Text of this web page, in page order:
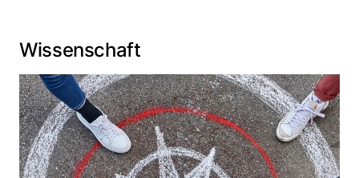
Wissenschaft